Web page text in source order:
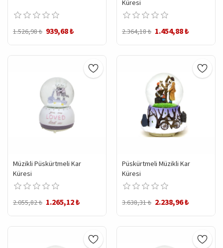
1.526,98 ₺ 939,68 ₺
Küresi
2.364,18 ₺ 1.454,88 ₺
Müzikli Püskürtmeli Kar
Küresi
2.055,82 ₺ 1.265,12 ₺
Püskürtmeli Müzikli Kar
Küresi
3.638,31 ₺ 2.238,96 ₺